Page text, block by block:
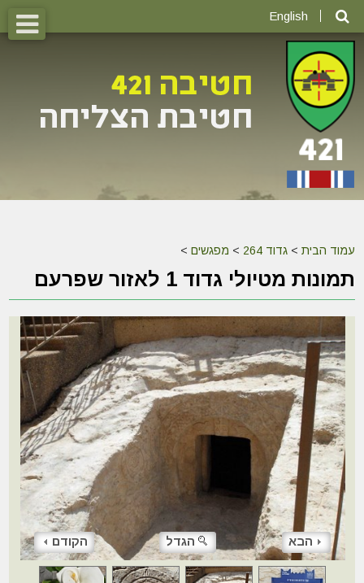
English
עמוד הבית >גדוד 264 > מפגשים >
תמונות מטיולי גדוד 1 לאזור שפרעם
הקודם הגדל הבא